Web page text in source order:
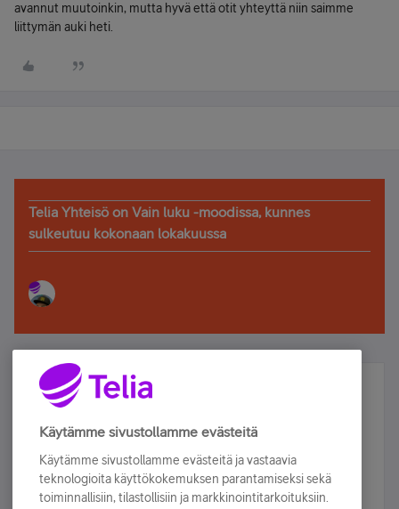
avannut muutoinkin, mutta hyvä että otit yhteyttä niin saimme
liittymän auki heti.
Telia Yhteisö on Vain luku -moodissa, kunnes
sulkeutuu kokonaan lokakuussa
Älä jää paitsi – osallistu ja voita!
Tilaa Telian uutiskirje ja olet mukana arvonnassa.
sähköpostiisi.
Käytämme sivustollamme evästeitä
Käytämme sivustollamme evästeitä ja vastaavia
teknologioita käyttökokemuksen parantamiseksi sekä
toiminnallisiin, tilastollisiin ja markkinointitarkoituksiin.